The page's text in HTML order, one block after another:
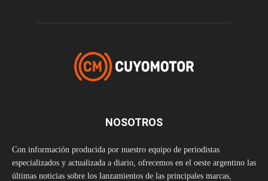
NOSOTROS
Con información producida por nuestro equipo de periodistas
especializados y actualizada a diario, ofrecemos en el oeste argentino las
últimas noticias sobre los lanzamientos de las principales marcas,